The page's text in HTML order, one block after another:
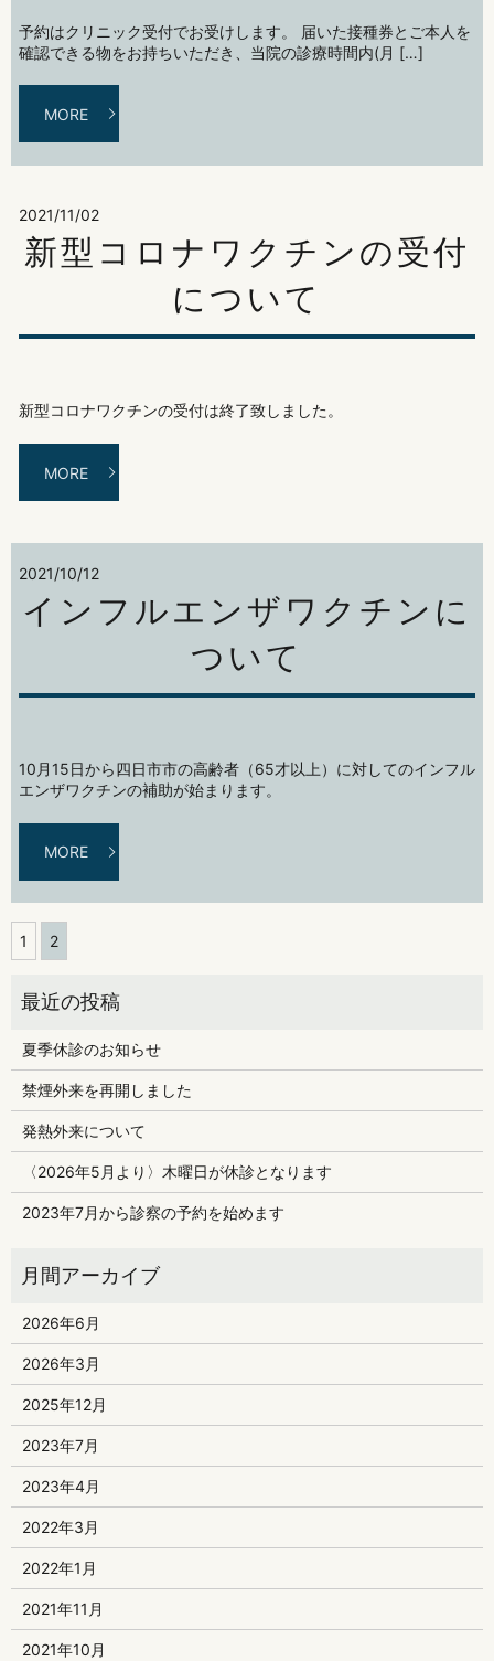
予約はクリニック受付でお受けします。 届いた接種券とご本人を
確認できる物をお持ちいただき、当院の診療時間内(月 […]
MORE
2021/11/02
新型コロナワクチンの受付
について
新型コロナワクチンの受付は終了致しました。
MORE
2021/10/12
インフルエンザワクチンに
ついて
10月15日から四日市市の高齢者（65才以上）に対してのインフル
エンザワクチンの補助が始まります。
MORE
1 2
夏季休診のお知らせ
禁煙外来を再開しました
発熱外来について
〈2026年5月より〉木曜日が休診となります
2023年7月から診察の予約を始めます
2026年6月
2026年3月
2025年12月
2023年7月
2023年4月
2022年3月
2022年1月
2021年11月
2021年10月